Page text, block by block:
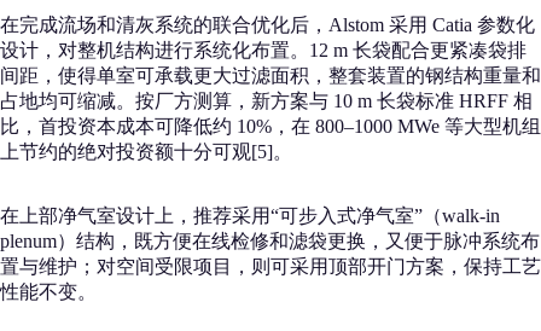
在完成流场和清灰系统的联合优化后，Alstom 采用 Catia 参数化
设计，对整机结构进行系统化布置。12 m 长袋配合更紧凑袋排
间距，使得单室可承载更大过滤面积，整套装置的钢结构重量和
占地均可缩减。按厂方测算，新方案与 10 m 长袋标准 HRFF 相
比，首投资本成本可降低约 10%，在 800–1000 MWe 等大型机组
上节约的绝对投资额十分可观[5]。
在上部净气室设计上，推荐采用“可步入式净气室”（walk-in
plenum）结构，既方便在线检修和滤袋更换，又便于脉冲系统布
置与维护；对空间受限项目，则可采用顶部开门方案，保持工艺
性能不变。